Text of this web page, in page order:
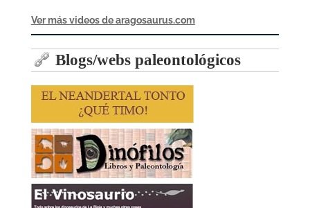
Ver más videos de aragosaurus.com
Blogs/webs paleontológicos